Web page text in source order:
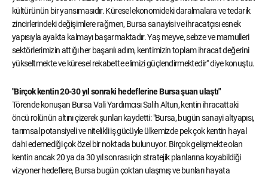
kültürünün bir yansımasıdır. Küresel ekonomideki daralmalara ve tedarik
zincirlerindeki değişimlere rağmen, Bursa sanayisi ve ihracatçısı esnek
yapısıyla ayakta kalmayı başarmaktadır. Yaş meyve, sebze ve mamulleri
sektörlerimizin attığı her başarılı adım, kentimizin toplam ihracat değerini
yükseltmekte ve küresel rekabette elimizi güçlendirmektedir" diye konuştu.
"Birçok kentin 20-30 yıl sonraki hedeflerine Bursa şuan ulaştı"
Törende konuşan Bursa Vali Yardımcısı Salih Altun, kentin ihracattaki
öncü rolünün altını çizerek şunları kaydetti: "Bursa, bugün sanayi altyapısı,
tarımsal potansiyeli ve nitelikli iş gücüyle ülkemizde pek çok kentin hayal
dahi edemediği çok özel bir noktada bulunuyor. Birçok gelişmekte olan
kentin ancak 20 ya da 30 yıl sonrası için stratejik planlarına koyabildiği
vizyoner hedeflere, Bursa bugün çoktan ulaşmış ve bunları hayata